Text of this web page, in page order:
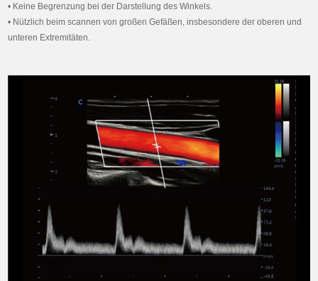
• Keine Begrenzung bei der Darstellung des Winkels.
• Nützlich beim scannen von großen Gefäßen, insbesondere der oberen und
unteren Extremitäten.